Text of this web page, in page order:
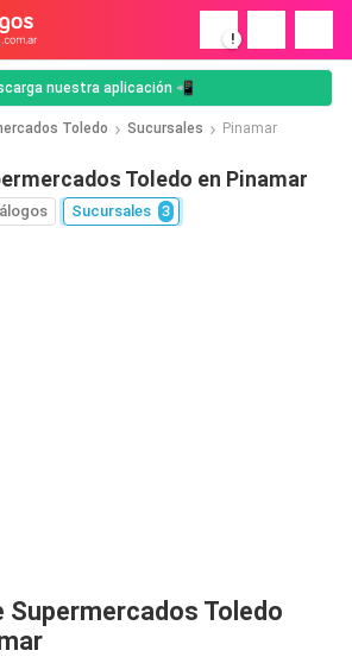
!
nuestra aplicación 📲
Toledo Sucursales Pinamar
Toledo en Pinamar
Sucursales 3
Supermercados Toledo